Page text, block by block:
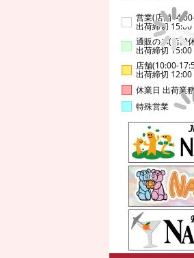
営業(店舗
出荷締切 15:00
通販のみ(店舗
出荷締切 15:00
店舗(10:00-
出荷締切 12:00
休業日 出荷業
特殊営業